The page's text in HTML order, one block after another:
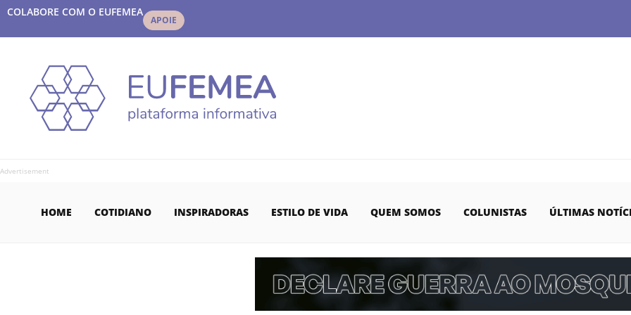
COLABORE COM O EUFEMEA
APOIE
Advertisement
HOME COTIDIANO INSPIRADORAS ESTILO DE VIDA QUEM SOMOS COLUNISTAS ÚLTIMAS